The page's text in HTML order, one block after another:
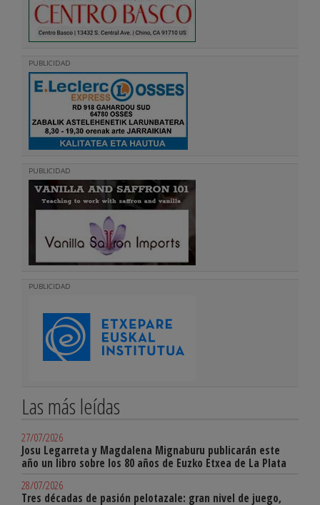
PUBLICIDAD
PUBLICIDAD
PUBLICIDAD
Las más leídas
27/07/2026
Josu Legarreta y Magdalena Mignaburu publicarán este
año un libro sobre los 80 años de Euzko Etxea de La Plata
28/07/2026
Tres décadas de pasión pelotazale: gran nivel de juego,